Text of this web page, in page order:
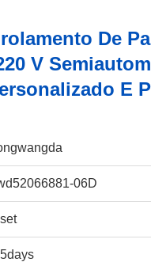
De
V
E
06D